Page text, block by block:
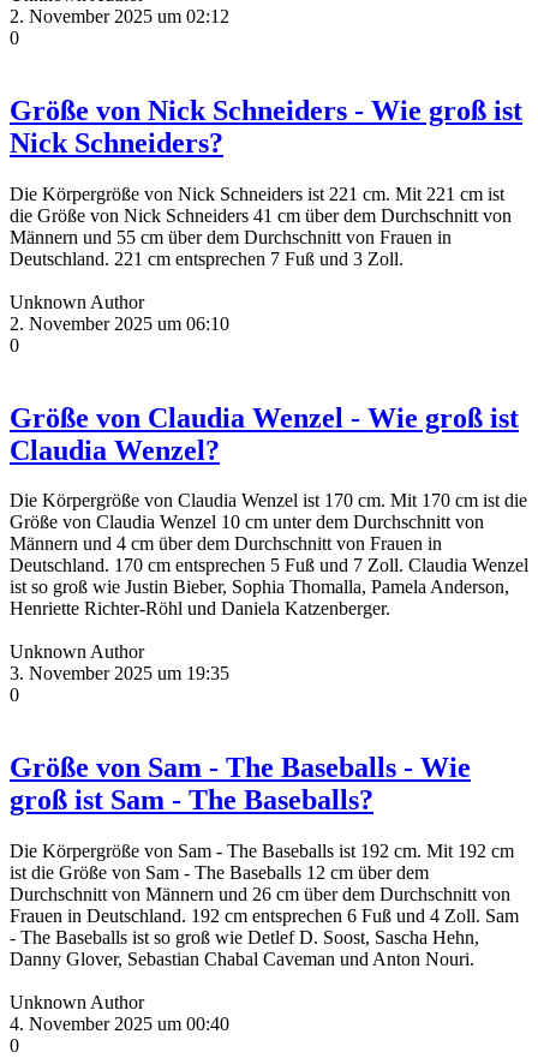
2. November 2025 um 02:12
0
Größe von Nick Schneiders - Wie groß ist
Nick Schneiders?
Die Körpergröße von Nick Schneiders ist 221 cm. Mit 221 cm ist
die Größe von Nick Schneiders 41 cm über dem Durchschnitt von
Männern und 55 cm über dem Durchschnitt von Frauen in
Deutschland. 221 cm entsprechen 7 Fuß und 3 Zoll.
Unknown Author
2. November 2025 um 06:10
0
Größe von Claudia Wenzel - Wie groß ist
Claudia Wenzel?
Die Körpergröße von Claudia Wenzel ist 170 cm. Mit 170 cm ist die
Größe von Claudia Wenzel 10 cm unter dem Durchschnitt von
Männern und 4 cm über dem Durchschnitt von Frauen in
Deutschland. 170 cm entsprechen 5 Fuß und 7 Zoll. Claudia Wenzel
ist so groß wie Justin Bieber, Sophia Thomalla, Pamela Anderson,
Henriette Richter-Röhl und Daniela Katzenberger.
Unknown Author
3. November 2025 um 19:35
0
Größe von Sam - The Baseballs - Wie
groß ist Sam - The Baseballs?
Die Körpergröße von Sam - The Baseballs ist 192 cm. Mit 192 cm
ist die Größe von Sam - The Baseballs 12 cm über dem
Durchschnitt von Männern und 26 cm über dem Durchschnitt von
Frauen in Deutschland. 192 cm entsprechen 6 Fuß und 4 Zoll. Sam
- The Baseballs ist so groß wie Detlef D. Soost, Sascha Hehn,
Danny Glover, Sebastian Chabal Caveman und Anton Nouri.
Unknown Author
4. November 2025 um 00:40
0